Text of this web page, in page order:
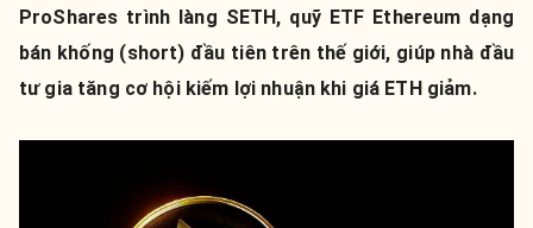
ProShares trình làng SETH, quỹ ETF Ethereum dạng
bán khống (short) đầu tiên trên thế giới, giúp nhà đầu
tư gia tăng cơ hội kiếm lợi nhuận khi giá ETH giảm.